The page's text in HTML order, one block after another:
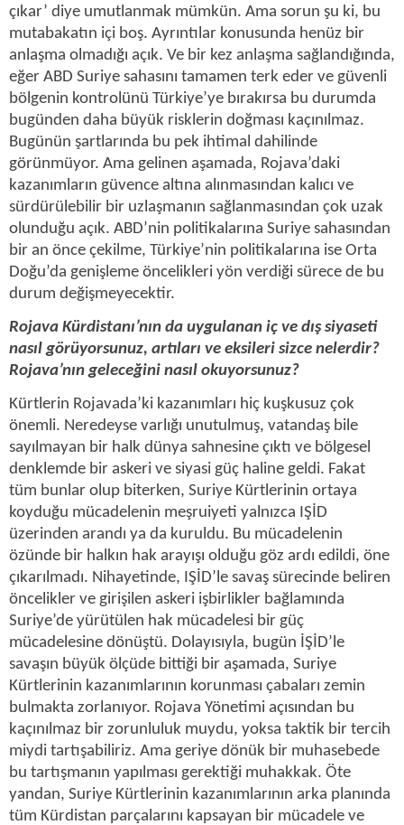
çıkar’ diye umutlanmak mümkün. Ama sorun şu ki, bu
mutabakatın içi boş. Ayrıntılar konusunda henüz bir
anlaşma olmadığı açık. Ve bir kez anlaşma sağlandığında,
eğer ABD Suriye sahasını tamamen terk eder ve güvenli
bölgenin kontrolünü Türkiye’ye bırakırsa bu durumda
bugünden daha büyük risklerin doğması kaçınılmaz.
Bugünün şartlarında bu pek ihtimal dahilinde
görünmüyor. Ama gelinen aşamada, Rojava’daki
kazanımların güvence altına alınmasından kalıcı ve
sürdürülebilir bir uzlaşmanın sağlanmasından çok uzak
olunduğu açık. ABD’nin politikalarına Suriye sahasından
bir an önce çekilme, Türkiye’nin politikalarına ise Orta
Doğu’da genişleme öncelikleri yön verdiği sürece de bu
durum değişmeyecektir.
Rojava Kürdistanı’nın da uygulanan iç ve dış siyaseti
nasıl görüyorsunuz, artıları ve eksileri sizce nelerdir?
Rojava’nın geleceğini nasıl okuyorsunuz?
Kürtlerin Rojavada’ki kazanımları hiç kuşkusuz çok
önemli. Neredeyse varlığı unutulmuş, vatandaş bile
sayılmayan bir halk dünya sahnesine çıktı ve bölgesel
denklemde bir askeri ve siyasi güç haline geldi. Fakat
tüm bunlar olup biterken, Suriye Kürtlerinin ortaya
koyduğu mücadelenin meşruiyeti yalnızca IŞİD
üzerinden arandı ya da kuruldu. Bu mücadelenin
özünde bir halkın hak arayışı olduğu göz ardı edildi, öne
çıkarılmadı. Nihayetinde, IŞİD’le savaş sürecinde beliren
öncelikler ve girişilen askeri işbirlikler bağlamında
Suriye’de yürütülen hak mücadelesi bir güç
mücadelesine dönüştü. Dolayısıyla, bugün İŞİD’le
savaşın büyük ölçüde bittiği bir aşamada, Suriye
Kürtlerinin kazanımlarının korunması çabaları zemin
bulmakta zorlanıyor. Rojava Yönetimi açısından bu
kaçınılmaz bir zorunluluk muydu, yoksa taktik bir tercih
miydi tartışabiliriz. Ama geriye dönük bir muhasebede
bu tartışmanın yapılması gerektiği muhakkak. Öte
yandan, Suriye Kürtlerinin kazanımlarının arka planında
tüm Kürdistan parçalarını kapsayan bir mücadele ve